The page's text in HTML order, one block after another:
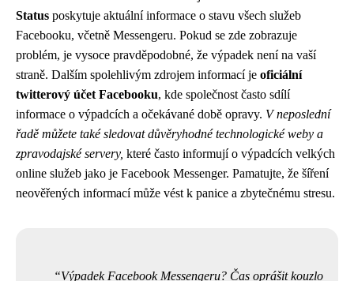
Status poskytuje aktuální informace o stavu všech služeb
Facebooku, včetně Messengeru. Pokud se zde zobrazuje
problém, je vysoce pravděpodobné, že výpadek není na vaší
straně. Dalším spolehlivým zdrojem informací je oficiální
twitterový účet Facebooku, kde společnost často sdílí
informace o výpadcích a očekávané době opravy. V neposlední
řadě můžete také sledovat důvěryhodné technologické weby a
zpravodajské servery, které často informují o výpadcích velkých
online služeb jako je Facebook Messenger. Pamatujte, že šíření
neověřených informací může vést k panice a zbytečnému stresu.
Výpadek Facebook Messengeru? Čas oprášit kouzlo